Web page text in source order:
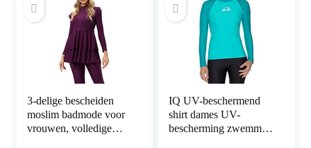
3-delige bescheiden
moslim badmode voor
vrouwen, volledige
IQ UV-beschermend
shirt dames UV-
bescherming zwemmen